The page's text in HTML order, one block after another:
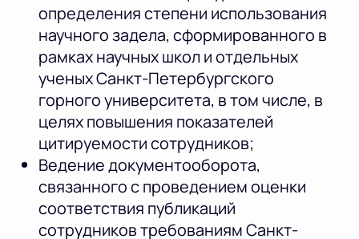
определения степени использования
научного задела, сформированного в
рамках научных школ и отдельных
ученых Санкт-Петербургского
горного университета, в том числе, в
целях повышения показателей
цитируемости сотрудников;
Ведение документооборота,
связанного с проведением оценки
соответствия публикаций
сотрудников требованиям Санкт-